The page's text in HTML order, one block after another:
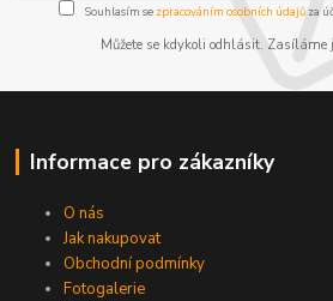
Souhlasím se zpracováním osobních údajůza
Můžete se kdykoli odhlásit. Zasíláme
Informace pro zákazníky
O nás
Jak nakupovat
Obchodní podmínky
Fotogalerie